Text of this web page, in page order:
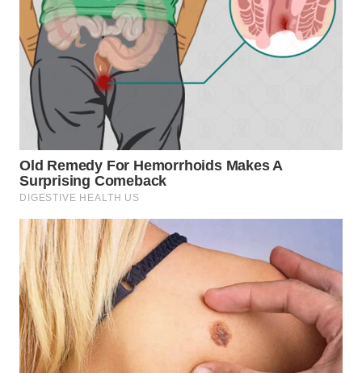
WN
BEKASI
BOGOR
WN
DEPOK
TAPANULI
UTARA
WN
SAMOSIR
WN
PADANG